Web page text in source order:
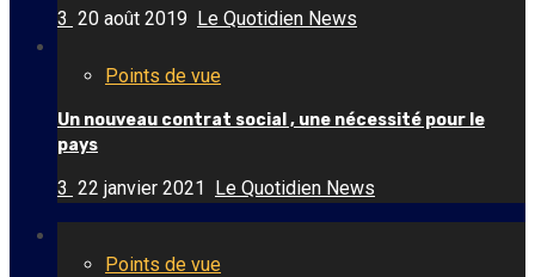
3 20 août 2019 Le Quotidien News
Points de vue
Un nouveau contrat social , une nécessité pour le
pays
3 22 janvier 2021 Le Quotidien News
Points de vue